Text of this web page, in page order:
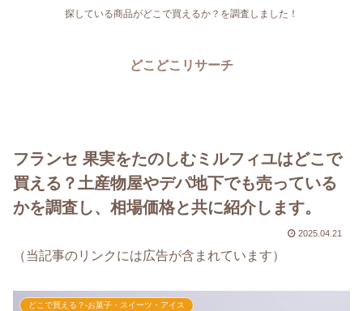
探している商品がどこで買えるか？を調査しました！
どこどこリサーチ
フランセ 果実をたのしむミルフィユはどこで
買える？土産物屋やデパ地下でも売っている
かを調査し、相場価格と共に紹介します。
2025.04.21
（当記事のリンクには広告が含まれています）
どこで買える？-お菓子・スイーツ・アイス